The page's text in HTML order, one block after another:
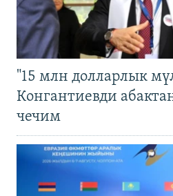
"15 млн долларлык
Конгантиевди
чечим